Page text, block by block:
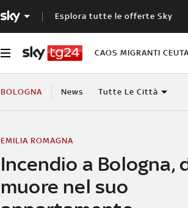
Esplora tutte le offerte Sky
CAOS MIGRANTI CEUTA
BOLOGNA News Tutte Le Città
Incendio a Bologna,
muore nel suo
EMILIA ROMAGNA